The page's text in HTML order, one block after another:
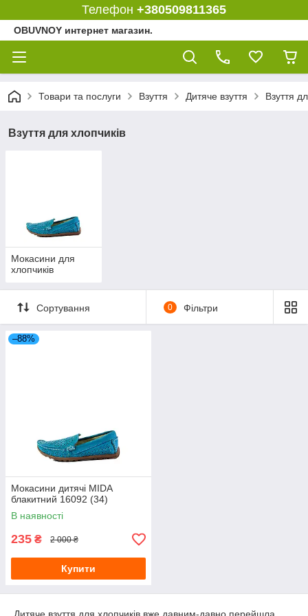
Телефон +380509811365
OBUVNOY интернет магазин.
Товари та послуги Взуття Дитяче взуття Взуття
Взуття для хлопчиків
Мокасини для
хлопчиків
Сортування 0 Фільтри
–88%
Мокасини дитячі MIDA
блакитний 16092 (34)
В наявності
235 ₴ 2 000 ₴
Купити